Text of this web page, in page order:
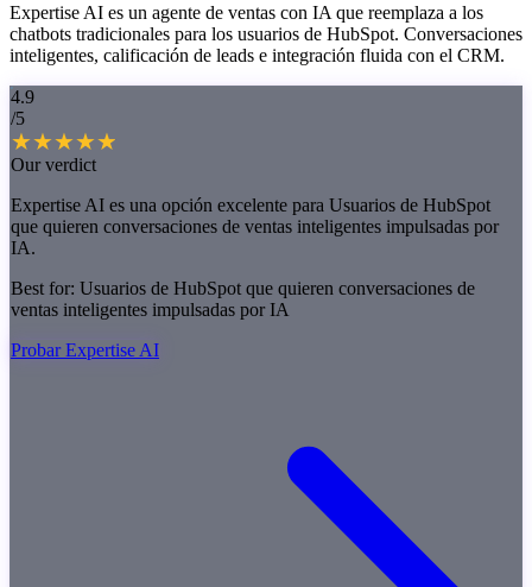
Expertise AI es un agente de ventas con IA que reemplaza a los
chatbots tradicionales para los usuarios de HubSpot. Conversaciones
inteligentes, calificación de leads e integración fluida con el CRM.
4.9
/5
Our verdict
Expertise AI es una opción excelente para Usuarios de HubSpot
que quieren conversaciones de ventas inteligentes impulsadas por
IA.
Best for: Usuarios de HubSpot que quieren conversaciones de
ventas inteligentes impulsadas por IA
Probar Expertise AI